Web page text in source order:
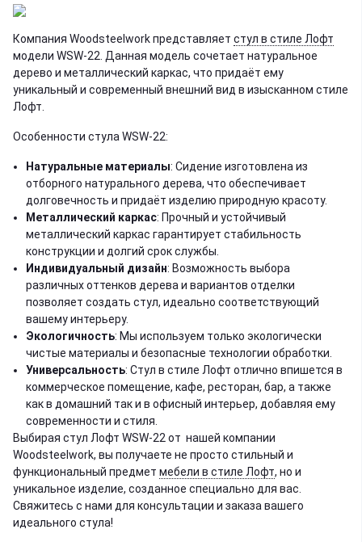
Компания Woodsteelwork представляет стул в стиле Лофт
модели WSW-22. Данная модель сочетает натуральное
дерево и металлический каркас, что придаёт ему
уникальный и современный внешний вид в изысканном стиле
Лофт.
Особенности стула WSW-22:
Натуральные материалы: Сидение изготовлена из
отборного натурального дерева, что обеспечивает
долговечность и придаёт изделию природную красоту.
Металлический каркас: Прочный и устойчивый
металлический каркас гарантирует стабильность
конструкции и долгий срок службы.
Индивидуальный дизайн: Возможность выбора
различных оттенков дерева и вариантов отделки
позволяет создать стул, идеально соответствующий
вашему интерьеру.
Экологичность: Мы используем только экологически
чистые материалы и безопасные технологии обработки.
Универсальность: Стул в стиле Лофт отлично впишется в
коммерческое помещение, кафе, ресторан, бар, а также
как в домашний так и в офисный интерьер, добавляя ему
современности и стиля.
Выбирая стул Лофт WSW-22 от нашей компании
Woodsteelwork, вы получаете не просто стильный и
функциональный предмет мебели в стиле Лофт, но и
уникальное изделие, созданное специально для вас.
Свяжитесь с нами для консультации и заказа вашего
идеального стула!